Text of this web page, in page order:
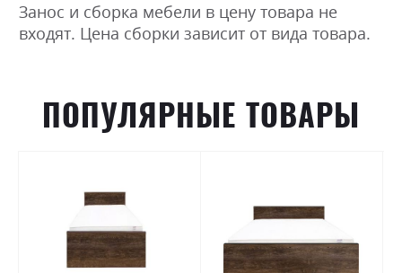
Занос и сборка мебели в цену товара не
входят. Цена сборки зависит от вида товара.
ПОПУЛЯРНЫЕ ТОВАРЫ